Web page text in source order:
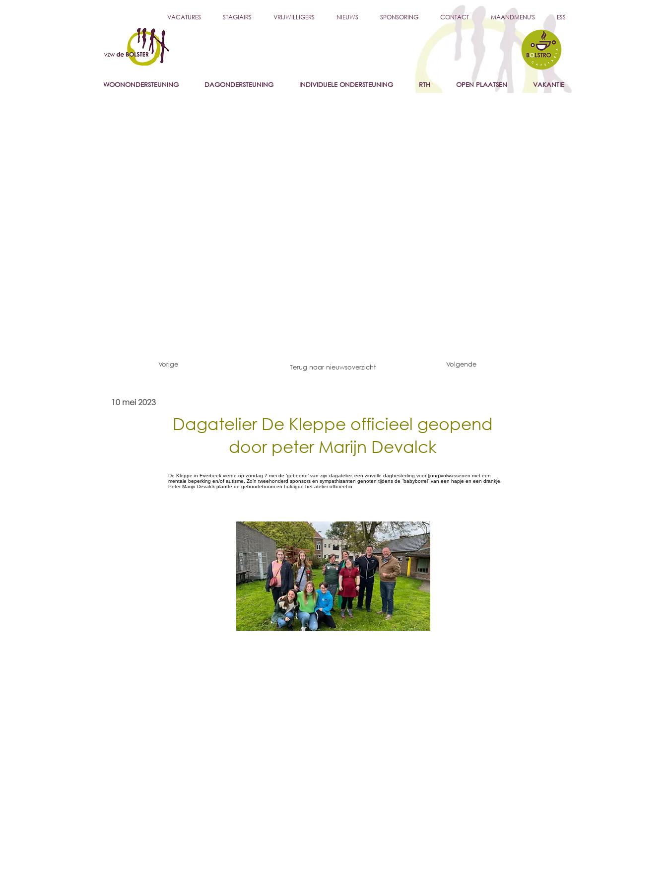
VACATURES STAGIAIRS VRIJWILLIGERS NIEUWS SPONSORING CONTACT MAANDMENU'S ESS
WOONONDERSTEUNING DAGONDERSTEUNING INDIVIDUELE ONDERSTEUNING RTH OPEN PLAATSEN VAKANTIE
Vorige Terug naar nieuwsoverzicht Volgende
10 mei 2023
Dagatelier De Kleppe officieel geopend
door peter Marijn Devalck
De Kleppe in Everbeek vierde op zondag 7 mei de ‘geboorte’ van zijn dagatelier, een zinvolle dagbesteding voor (jong)volwassenen met een
mentale beperking en/of autisme. Zo’n tweehonderd sponsors en sympathisanten genoten tijdens de “babyborrel” van een hapje en een drankje.
Peter Marijn Devalck plantte de geboorteboom en huldigde het atelier officieel in.